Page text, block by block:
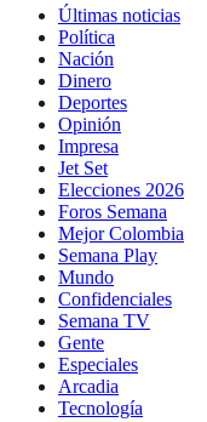
Últimas noticias
Política
Nación
Dinero
Deportes
Opinión
Impresa
Jet Set
Elecciones 2026
Foros Semana
Mejor Colombia
Semana Play
Mundo
Confidenciales
Semana TV
Gente
Especiales
Arcadia
Tecnología